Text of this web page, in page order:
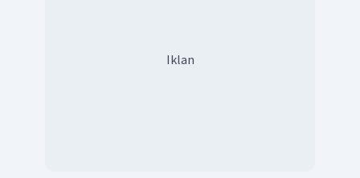
Iklan